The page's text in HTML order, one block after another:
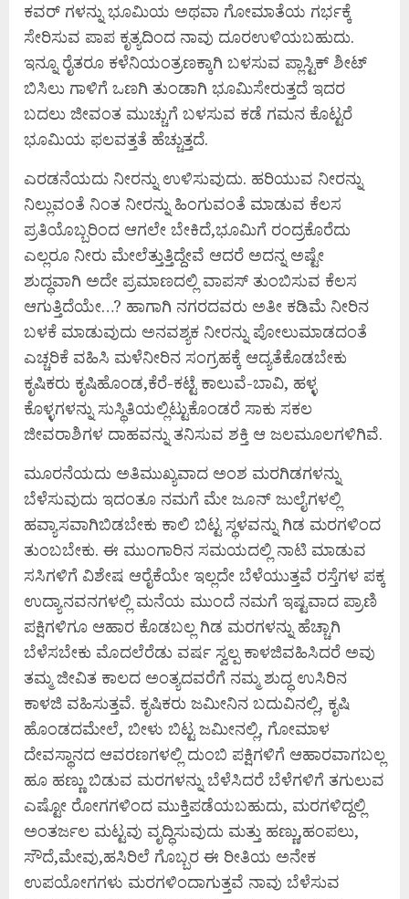
ಕವರ್ ಗಳನ್ನು ಭೂಮಿಯ ಅಥವಾ ಗೋಮಾತೆಯ ಗರ್ಭಕ್ಕೆ
ಸೇರಿಸುವ ಪಾಪ ಕೃತ್ಯದಿಂದ ನಾವು ದೂರಉಳಿಯಬಹುದು.
ಇನ್ನೂ ರೈತರೂ ಕಳೆನಿಯಂತ್ರಣಕ್ಕಾಗಿ ಬಳಸುವ ಪ್ಲಾಸ್ಟಿಕ್ ಶೀಟ್
ಬಿಸಿಲು ಗಾಳಿಗೆ ಒಣಗಿ ತುಂಡಾಗಿ ಭೂಮಿಸೇರುತ್ತದೆ ಇದರ
ಬದಲು ಜೀವಂತ ಮುಚ್ಚುಗೆ ಬಳಸುವ ಕಡೆ ಗಮನ ಕೊಟ್ಟರೆ
ಭೂಮಿಯ ಫಲವತ್ತತೆ ಹೆಚ್ಚುತ್ತದೆ.
ಎರಡನೆಯದು ನೀರನ್ನು ಉಳಿಸುವುದು. ಹರಿಯುವ ನೀರನ್ನು
ನಿಲ್ಲುವಂತೆ ನಿಂತ ನೀರನ್ನು ಹಿಂಗುವಂತೆ ಮಾಡುವ ಕೆಲಸ
ಪ್ರತಿಯೊಬ್ಬರಿಂದ ಆಗಲೇ ಬೇಕಿದೆ,ಭೂಮಿಗೆ ರಂದ್ರಕೊರೆದು
ಎಲ್ಲರೂ ನೀರು ಮೇಲೆತ್ತುತ್ತಿದ್ದೇವೆ ಆದರೆ ಅದನ್ನ ಅಷ್ಟೇ
ಶುದ್ಧವಾಗಿ ಅದೇ ಪ್ರಮಾಣದಲ್ಲಿ ವಾಪಸ್ ತುಂಬಿಸುವ ಕೆಲಸ
ಆಗುತ್ತಿದೆಯೇ…? ಹಾಗಾಗಿ ನಗರದವರು ಅತೀ ಕಡಿಮೆ ನೀರಿನ
ಬಳಕೆ ಮಾಡುವುದು ಅನವಶ್ಯಕ ನೀರನ್ನು ಪೋಲುಮಾಡದಂತೆ
ಎಚ್ಚರಿಕೆ ವಹಿಸಿ ಮಳೆನೀರಿನ ಸಂಗ್ರಹಕ್ಕೆ ಆದ್ಯತೆಕೊಡಬೇಕು
ಕೃಷಿಕರು ಕೃಷಿಹೊಂಡ,ಕೆರೆ-ಕಟ್ಟೆ ಕಾಲುವೆ-ಬಾವಿ, ಹಳ್ಳ
ಕೊಳ್ಳಗಳನ್ನು ಸುಸ್ಥಿತಿಯಲ್ಲಿಟ್ಟುಕೊಂಡರೆ ಸಾಕು ಸಕಲ
ಜೀವರಾಶಿಗಳ ದಾಹವನ್ನು ತನಿಸುವ ಶಕ್ತಿ ಆ ಜಲಮೂಲಗಳಿಗಿವೆ.
ಮೂರನೆಯದು ಅತಿಮುಖ್ಯವಾದ ಅಂಶ ಮರಗಿಡಗಳನ್ನು
ಬೆಳೆಸುವುದು ಇದಂತೂ ನಮಗೆ ಮೇ ಜೂನ್ ಜುಲೈಗಳಲ್ಲಿ
ಹವ್ಯಾಸವಾಗಿಬಿಡಬೇಕು ಕಾಲಿ ಬಿಟ್ಟ ಸ್ಥಳವನ್ನು ಗಿಡ ಮರಗಳಿಂದ
ತುಂಬಬೇಕು. ಈ ಮುಂಗಾರಿನ ಸಮಯದಲ್ಲಿ ನಾಟಿ ಮಾಡುವ
ಸಸಿಗಳಿಗೆ ವಿಶೇಷ ಆರೈಕೆಯೇ ಇಲ್ಲದೇ ಬೆಳೆಯುತ್ತವೆ ರಸ್ತೆಗಳ ಪಕ್ಕ
ಉದ್ಯಾನವನಗಳಲ್ಲಿ ಮನೆಯ ಮುಂದೆ ನಮಗೆ ಇಷ್ಟವಾದ ಪ್ರಾಣಿ
ಪಕ್ಷಿಗಳಿಗೂ ಆಹಾರ ಕೊಡಬಲ್ಲ ಗಿಡ ಮರಗಳನ್ನು ಹೆಚ್ಚಾಗಿ
ಬೆಳೆಸಬೇಕು ಮೊದಲೆರೆಡು ವರ್ಷ ಸ್ವಲ್ಪ ಕಾಳಜಿವಹಿಸಿದರೆ ಅವು
ತಮ್ಮ ಜೀವಿತ ಕಾಲದ ಅಂತ್ಯದವರೆಗೆ ನಮ್ಮ ಶುದ್ಧ ಉಸಿರಿನ
ಕಾಳಜಿ ವಹಿಸುತ್ತವೆ. ಕೃಷಿಕರು ಜಮೀನಿನ ಬದುವಿನಲ್ಲಿ, ಕೃಷಿ
ಹೊಂಡದಮೇಲೆ, ಬೀಳು ಬಿಟ್ಟ ಜಮೀನಲ್ಲಿ, ಗೋಮಾಳ
ದೇವಸ್ಥಾನದ ಆವರಣಗಳಲ್ಲಿ ದುಂಬಿ ಪಕ್ಷಿಗಳಿಗೆ ಆಹಾರವಾಗಬಲ್ಲ
ಹೂ ಹಣ್ಣು ಬಿಡುವ ಮರಗಳನ್ನು ಬೆಳೆಸಿದರೆ ಬೆಳೆಗಳಿಗೆ ತಗುಲುವ
ಎಷ್ಟೋ ರೋಗಗಳಿಂದ ಮುಕ್ತಿಪಡೆಯಬಹುದು, ಮರಗಳಿದ್ದಲ್ಲಿ
ಅಂತರ್ಜಲ ಮಟ್ಟವು ವೃದ್ಧಿಸುವುದು ಮತ್ತು ಹಣ್ಣು,ಹಂಪಲು,
ಸೌದೆ,ಮೇವು,ಹಸಿರಿಲೆ ಗೊಬ್ಬರ ಈ ರೀತಿಯ ಅನೇಕ
ಉಪಯೋಗಗಳು ಮರಗಳಿಂದಾಗುತ್ತವೆ ನಾವು ಬೆಳೆಸುವ